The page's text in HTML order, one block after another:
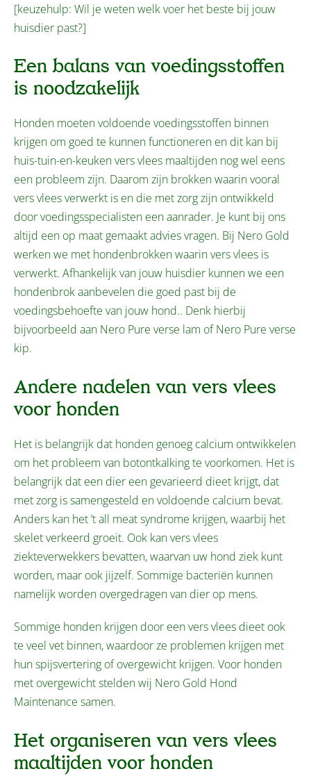
[keuzehulp: Wil je weten welk voer het beste bij jouw
huisdier past?]
Een balans van voedingsstoffen
is noodzakelijk
Honden moeten voldoende voedingsstoffen binnen
krijgen om goed te kunnen functioneren en dit kan bij
huis-tuin-en-keuken vers vlees maaltijden nog wel eens
een probleem zijn. Daarom zijn brokken waarin vooral
vers vlees verwerkt is en die met zorg zijn ontwikkeld
door voedingsspecialisten een aanrader. Je kunt bij ons
altijd een op maat gemaakt advies vragen. Bij Nero Gold
werken we met hondenbrokken waarin vers vlees is
verwerkt. Afhankelijk van jouw huisdier kunnen we een
hondenbrok aanbevelen die goed past bij de
voedingsbehoefte van jouw hond.. Denk hierbij
bijvoorbeeld aan Nero Pure verse lam of Nero Pure verse
kip.
Andere nadelen van vers vlees
voor honden
Het is belangrijk dat honden genoeg calcium ontwikkelen
om het probleem van botontkalking te voorkomen. Het is
belangrijk dat een dier een gevarieerd dieet krijgt, dat
met zorg is samengesteld en voldoende calcium bevat.
Anders kan het ’t all meat syndrome krijgen, waarbij het
skelet verkeerd groeit. Ook kan vers vlees
ziekteverwekkers bevatten, waarvan uw hond ziek kunt
worden, maar ook jijzelf. Sommige bacteriën kunnen
namelijk worden overgedragen van dier op mens.
Sommige honden krijgen door een vers vlees dieet ook
te veel vet binnen, waardoor ze problemen krijgen met
hun spijsvertering of overgewicht krijgen. Voor honden
met overgewicht stelden wij Nero Gold Hond
Maintenance samen.
Het organiseren van vers vlees
maaltijden voor honden